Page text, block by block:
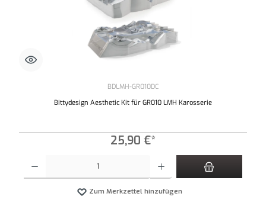
BDLMH-GR010DC
Bittydesign Aesthetic Kit für GR010 LMH Karosserie
25,90 €*
Zum Merkzettel hinzufügen